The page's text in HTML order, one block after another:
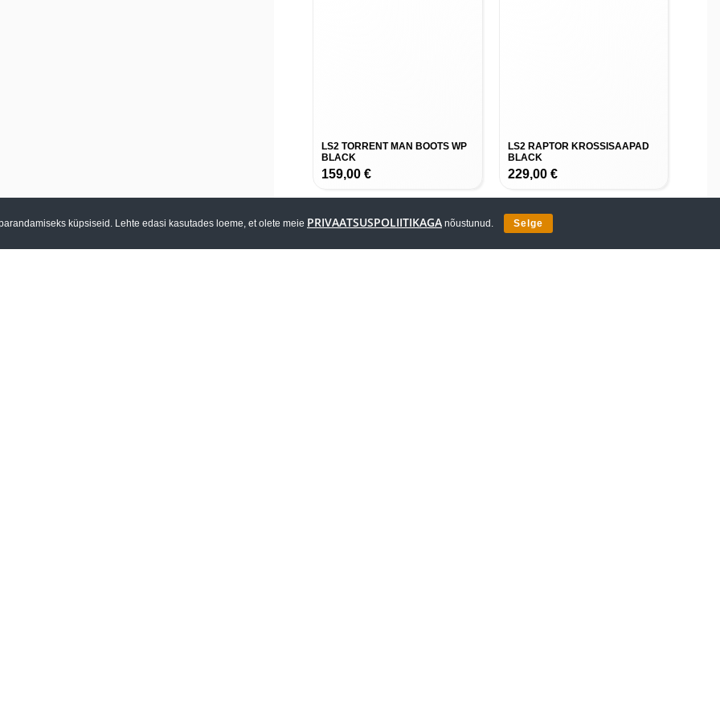
LS2 TORRENT MAN BOOTS WP
BLACK
159,00€
LS2 RAPTOR KROSSISAAPAD
BLACK
229,00 €
küpsiseid. Lehte edasi kasutades loeme, et olete meie PRIVAATSUSPOLIITIKAGA nõustunud. Selge